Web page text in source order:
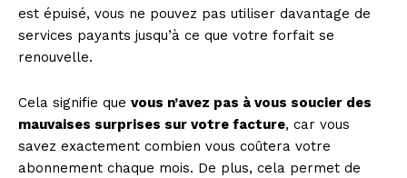
est épuisé, vous ne pouvez pas utiliser davantage de
services payants jusqu’à ce que votre forfait se
renouvelle.
Cela signifie que vous n’avez pas à vous soucier des
mauvaises surprises sur votre facture, car vous
savez exactement combien vous coûtera votre
abonnement chaque mois. De plus, cela permet de